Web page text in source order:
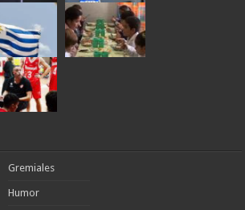
Gremiales
Humor